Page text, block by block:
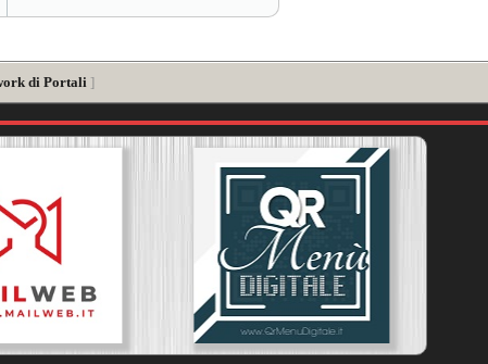
di Portali ]